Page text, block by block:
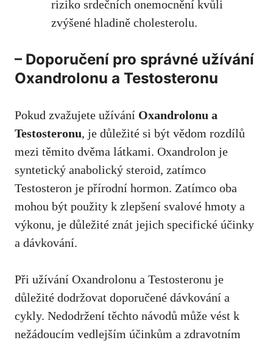
riziko srdečních onemocnění kvůli
zvýšené hladině cholesterolu.
– Doporučení pro správné užívání
Oxandrolonu a Testosteronu
Pokud zvažujete užívání Oxandrolonu a
Testosteronu, je důležité si být vědom rozdílů
mezi těmito dvěma látkami. Oxandrolon je
syntetický anabolický steroid, zatímco
Testosteron je přírodní hormon. Zatímco oba
mohou být použity k zlepšení svalové hmoty a
výkonu, je důležité znát jejich specifické účinky
a dávkování.
Při užívání Oxandrolonu a Testosteronu je
důležité dodržovat doporučené dávkování a
cykly. Nedodržení těchto návodů může vést k
nežádoucím vedlejším účinkům a zdravotním